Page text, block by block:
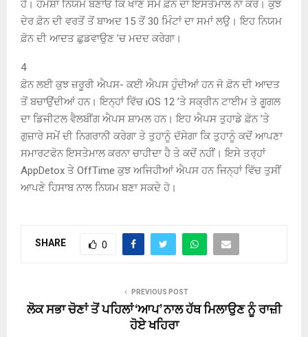
ਹੈ। ਹਮੇਸ਼ਾ ਨਿਯਮ ਬਣਾਓ ਕਿ ਖਾਣ ਸਮੇਂ ਫ਼ੋਨ ਦਾ ਇਸਤੇਮਾਲ ਨਾ ਕਰੋ। ਕੁਝ
ਦੇਰ ਫ਼ੋਨ ਦੀ ਵਰਤੋਂ ਤੋਂ ਬਾਅਦ 15 ਤੋਂ 30 ਮਿੰਟਾਂ ਦਾ ਸਮਾਂ ਲਉ। ਇਹ ਨਿਯਮ
ਫ਼ੋਨ ਦੀ ਆਦਤ ਛੁਡਵਾਉਣ ’ਚ ਮਦਦ ਕਰੇਗਾ।
4
ਫ਼ੋਨ ਲਈ ਕੁਝ ਜ਼ਰੂਰੀ ਐਪਸ- ਕਈ ਐਪਸ ਹੁੰਦੀਆਂ ਹਨ ਜੋ ਫ਼ੋਨ ਦੀ ਆਦਤ
ਤੋਂ ਬਚਾਉਂਦੀਆਂ ਹਨ। ਇਨ੍ਹਾਂ ਵਿੱਚ iOS 12 ’ਤੇ ਸਕ੍ਰੀਨ ਟਾਈਮ ਤੇ ਗੂਗਲ
ਦਾ ਡਿਜੀਟਲ ਵੈਲਬੀਂਗ ਐਪਸ ਸ਼ਾਮਲ ਹਨ। ਇਹ ਐਪਸ ਤੁਹਾਡੇ ਫ਼ੋਨ ’ਤੇ
ਗੁਜ਼ਾਰੇ ਸਮੇਂ ਦੀ ਨਿਗਰਾਨੀ ਕਰੇਗਾ ਤੇ ਤੁਹਾਨੂੰ ਦੱਸੇਗਾ ਕਿ ਤੁਹਾਨੂੰ ਕਦੋਂ ਆਪਣਾ
ਸਮਾਰਟਫੋਨ ਇਸਤੇਮਾਲ ਕਰਨਾ ਚਾਹੀਦਾ ਹੈ ਤੇ ਕਦੋਂ ਨਹੀਂ। ਇਸੇ ਤਰ੍ਹਾਂ
AppDetox ਤੇ OffTime ਕੁਝ ਅਜਿਹੀਆਂ ਐਪਸ ਹਨ ਜਿਨ੍ਹਾਂ ਵਿੱਚ ਤੁਸੀਂ
ਆਪਣੇ ਹਿਸਾਬ ਨਾਲ ਨਿਯਮ ਬਣਾ ਸਕਦੇ ਹੋ।
SHARE 0
PREVIOUS POST
ਲੋਕ ਸਭਾ ਚੋਣਾਂ ਤੋਂ ਪਹਿਲਾਂ ‘ਆਪ’ ਨਾਲ ਹੱਥ ਮਿਲਾਉਣ ਨੂੰ ਰਾਜ਼ੀ
ਹੋਏ ਖਹਿਰਾ